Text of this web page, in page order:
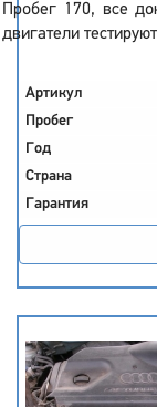
Пробег 170, все
двигатели
Артикул
Пробег
Год
Страна
Гарантия